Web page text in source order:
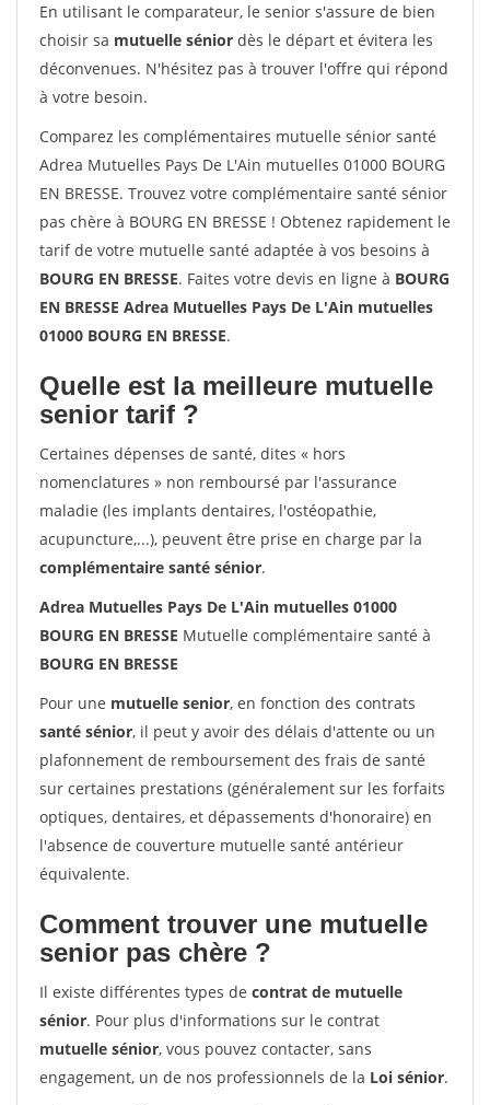
En utilisant le comparateur, le senior s'assure de bien
choisir sa mutuelle sénior dès le départ et évitera les
déconvenues. N'hésitez pas à trouver l'offre qui répond
à votre besoin.
Comparez les complémentaires mutuelle sénior santé
Adrea Mutuelles Pays De L'Ain mutuelles 01000 BOURG
EN BRESSE. Trouvez votre complémentaire santé sénior
pas chère à BOURG EN BRESSE ! Obtenez rapidement le
tarif de votre mutuelle santé adaptée à vos besoins à
BOURG EN BRESSE. Faites votre devis en ligne à BOURG
EN BRESSE Adrea Mutuelles Pays De L'Ain mutuelles
01000 BOURG EN BRESSE.
Quelle est la meilleure mutuelle
senior tarif ?
Certaines dépenses de santé, dites « hors
nomenclatures » non remboursé par l'assurance
maladie (les implants dentaires, l'ostéopathie,
acupuncture,...), peuvent être prise en charge par la
complémentaire santé sénior.
Adrea Mutuelles Pays De L'Ain mutuelles 01000
BOURG EN BRESSE Mutuelle complémentaire santé à
BOURG EN BRESSE
Pour une mutuelle senior, en fonction des contrats
santé sénior, il peut y avoir des délais d'attente ou un
plafonnement de remboursement des frais de santé
sur certaines prestations (généralement sur les forfaits
optiques, dentaires, et dépassements d'honoraire) en
l'absence de couverture mutuelle santé antérieur
équivalente.
Comment trouver une mutuelle
senior pas chère ?
Il existe différentes types de contrat de mutuelle
sénior. Pour plus d'informations sur le contrat
mutuelle sénior, vous pouvez contacter, sans
engagement, un de nos professionnels de la Loi sénior.